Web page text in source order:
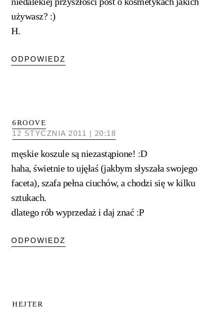
używasz? :)
H.
ODPOWIEDZ
6ROOVE
12 STYCZNIA 2011 | 20:18
męskie koszule są niezastąpione! :D
haha, świetnie to ujęłaś (jakbym słyszała swojego
faceta), szafa pełna ciuchów, a chodzi się w kilku
sztukach.
dlatego rób wyprzedaż i daj znać :P
ODPOWIEDZ
HEJTER